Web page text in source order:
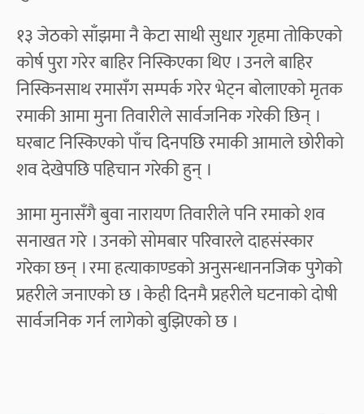
१३ जेठको साँझमा नै केटा साथी सुधार गृहमा तोकिएको
कोर्ष पुरा गरेर बाहिर निस्किएका थिए । उनले बाहिर
निस्किनसाथ रमासँग सम्पर्क गरेर भेट्न बोलाएको मृतक
रमाकी आमा मुना तिवारीले सार्वजनिक गरेकी छिन् ।
घरबाट निस्किएको पाँच दिनपछि रमाकी आमाले छोरीको
शव देखेपछि पहिचान गरेकी हुन् ।
आमा मुनासँगै बुवा नारायण तिवारीले पनि रमाको शव
सनाखत गरे । उनको सोमबार परिवारले दाहसंस्कार
गरेका छन् । रमा हत्याकाण्डको अनुसन्धाननजिक पुगेको
प्रहरीले जनाएको छ । केही दिनमै प्रहरीले घटनाको दोषी
सार्वजनिक गर्न लागेको बुझिएको छ ।